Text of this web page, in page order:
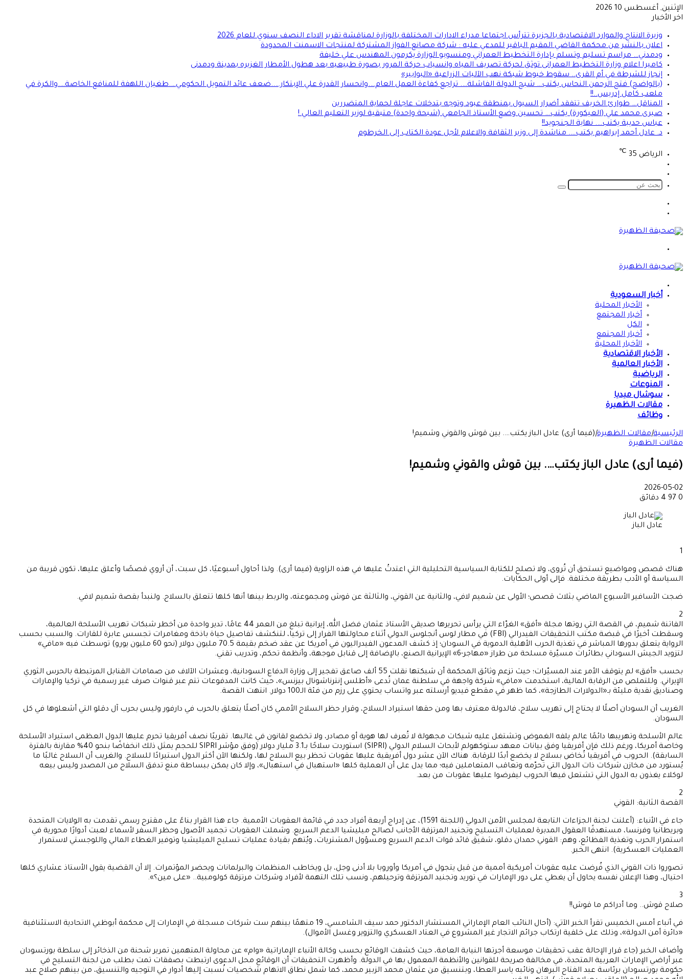
الإثنين, أغسطس 10 2026
اخر الأخبار
وزيرة الانتاج والموارد الاقتصادية بالجزيرة تترأس اجتماعا مدراء الادارات المختلفة بالوزارة لمناقشة تقرير الاداء النصف سنوي للعام 2026
اعلان بالنشر من محكمة القاضي المقيم الباقير للمدعي عليه : شركة مصانع الفواز المشتركة لمنتجات الاسمنت المحدودة
ودمدني… مراسم تسليم وتسلم بإدارة التخطيط العمراني ومنسوبو الوزارة يكرمون المهندس علي خليفة
كاميرا اعلام وزارة التخطيط العمرانى توثق لحركة تصريف المياه وانسياب حركة المرور بصورة طبيعيه بعد هطول الأمطار الغزيره بمدينة ودمدنى
إنجاز للشرطة في أم القرى.. سقوط خيوط شبكة نهب الآليات الزراعية «البوابير»
(بالواضح) فتح الرحمن النحاس يكتب… شبح الدولة الفاشلة…. تراجع كفاءة العمل العام….وانحسار القدرة علي الإبتكار…..ضعف عائد التمويل الحكومي….طغيان اللهفة للمنافع الخاصة….والكرة في
ملعب كامل إدريس..!!
المناقل… طوارئ الخريف تتفقد أضرار السيول بمنطقة عبود وتوجه بتدخلات عاجلة لحماية المتضررين
صبرى محمد علي (العيكورة) يكتب… تحسين وضع الأستاذ الجامعي (شبحة واحدة) متبقية لوزير التعليم العالي !
عباس حديبة يكتب…. نهاية الجنجويد!!
د. عادل أحمد إبراهيم يكتب…. مناشدة إلى وزير الثقافة والاعلام لأجل عودة الكتاب إلى الخرطوم
الرياض 35
℃
المظلم
بحث
أخبار السعودية
الأخبار المحلية
أخبار المجتمع
الكل
أخبار المجتمع
الأخبار المحلية
الأخبار الاقتصادية
الأخبار العالمية
الرياضية
المنوعات
سوشال ميديا
مقالات الظهيرة
وظائف
الرئيسية|مقالات الظهيرة|(فيما أرى) عادل الباز يكتب…. بين قوش والقوني وشميم!
مقالات الظهيرة
(فيما أرى) عادل الباز يكتب…. بين قوش والقوني وشميم!
2026-05-02
0
4 دقائق
عادل الباز
1
هناك قصص ومواضيع تستحق أن تُروى، ولا تصلح للكتابة السياسية التحليلية التي اعتدتُ عليها في هذه الزاوية (فيما أرى). ولذا أحاول أسبوعيًا، كل سبت، أن أروي قصصًا وأعلق عليها، تكون قريبة من
السياسة أو الأدب بطريقة مختلفة. فإلى أولى الحكايات.
ضجت الأسافير الأسبوع الماضي بثلاث قصص؛ الأولى عن شميم لافي، والثانية عن القوني، والثالثة عن قوش ومجموعته، والربط بينها أنها كلها تتعلق بالسلاح. ولنبدأ بقصة شميم لافي.
2
الفاتنة شميم، في القصة التي روتها مجلة «أفق» الغرّاء التي يرأس تحريرها صديقي الأستاذ عثمان فضل الله، إيرانية تبلغ من العمر 44 عامًا، تدير واحدة من أخطر شبكات تهريب الأسلحة العالمية،
وسقطت أخيرًا في قبضة مكتب التحقيقات الفيدرالي (FBI) في مطار لوس أنجلوس الدولي أثناء محاولتها الفرار إلى تركيا، لتنكشف تفاصيل حياة باذخة ومغامرات تجسس عابرة للقارات. والسبب بحسب
الرواية يتعلق بدورها المباشر في تغذية الحرب الأهلية الدموية في السودان؛ إذ كشف المدعون الفيدراليون في أمريكا عن عقد ضخم بقيمة 70.5 مليون دولار (نحو 60 مليون يورو) توسطت فيه «مافي»
لتزويد الجيش السوداني بطائرات مسيّرة مسلحة من طراز «مهاجر-6» الإيرانية الصنع، بالإضافة إلى قنابل موجهة، وأنظمة تحكم، وتدريب تقني.
بحسب «أفق» لم يتوقف الأمر عند المسيّرات؛ حيث تزعم وثائق المحكمة أن شبكتها نقلت 55 ألف صاعق تفجير إلى وزارة الدفاع السودانية، وعشرات الآلاف من صمامات القنابل المرتبطة بالحرس الثوري
الإيراني. وللتملص من الرقابة المالية، استخدمت «مافي» شركة واجهة في سلطنة عمان تُدعى «أطلس إنترناشونال بيزنس»، حيث كانت المدفوعات تتم عبر قنوات صرف غير رسمية في تركيا والإمارات
وصناديق نقدية مليئة بـ«الدولارات الطازجة»، كما ظهر في مقطع فيديو أرسلته عبر واتساب يحتوي على رزم من فئة الـ100 دولار. انتهت القصة.
الغريب أن السودان أصلًا لا يحتاج إلى تهريب سلاح، فالدولة معترف بها ومن حقها استيراد السلاح، وقرار حظر السلاح الأممي كان أصلًا يتعلق بالحرب في دارفور وليس بحرب آل دقلو التي أشعلوها في كل
السودان.
عالم الأسلحة وتهريبها دائمًا عالم يلفه الغموض وتشتغل عليه شبكات مجهولة لا تُعرف لها هوية أو مصادر، ولا تخضع لقانون في غالبها. تقريبًا نصف أفريقيا تحرم عليها الدول العظمى استيراد الأسلحة
وخاصة أمريكا، ورغم ذلك فإن أفريقيا وفق بيانات معهد ستوكهولم لأبحاث السلام الدولي (SIPRI) استوردت سلاحًا بـ3.1 مليار دولار (وفق مؤشر SIPRI للحجم يمثل ذلك انخفاضًا بنحو 40% مقارنة بالفترة
السابقة). الحروب في أفريقيا تُخاض بسلاح لا يخضع أبدًا للرقابة. هناك الآن عشر دول أفريقية عليها عقوبات تحظر بيع السلاح لها، ولكنها الآن أكثر الدول استيرادًا للسلاح. والغريب أن السلاح غالبًا ما
يُستورد من مخازن شركات ذات الدول التي تحرّمه وتعاقب المتعاملين فيه؛ مما يدل على أن العملية كلها «استهبال في استهبال»، وإلا كان يمكن ببساطة منع تدفق السلاح من المصدر وليس بيعه
لوكلاء يغذون به الدول التي تشتعل فيها الحروب ليفرضوا عليها عقوبات من بعد.
2
القصة الثانية: القوني
جاء في الأنباء: (أعلنت لجنة الجزاءات التابعة لمجلس الأمن الدولي (اللجنة 1591)، عن إدراج أربعة أفراد جدد في قائمة العقوبات الأممية. جاء هذا القرار بناءً على مقترح رسمي تقدمت به الولايات المتحدة
وبريطانيا وفرنسا، مستهدفًا العقول المدبرة لعمليات التسليح وتجنيد المرتزقة الأجانب لصالح ميليشيا الدعم السريع. وشملت العقوبات تجميد الأصول وحظر السفر لأسماء لعبت أدوارًا محورية في
استمرار الحرب وتغذية الفظائع، وهم: القوني حمدان دقلو، شقيق قائد قوات الدعم السريع ومسؤول المشتريات، ويُتهم بقيادة عمليات تسليح الميليشيا وتوفير الغطاء المالي واللوجستي لاستمرار
العمليات العسكرية). انتهى الخبر.
تصوروا ذات القوني الذي فُرضت عليه عقوبات أمريكية أممية من قبل يتجول في أمريكا وأوروبا بلا أدنى وجل، بل ويخاطب المنظمات والبرلمانات ويحضر المؤتمرات. إلا أن القضية يقول الأستاذ عشاري كلها
احتيال، وهذا الإعلان نفسه يحاول أن يغطي على دور الإمارات في توريد وتجنيد المرتزقة وترحيلهم، ونسب تلك التهمة لأفراد وشركات مرتزقة كولومبية.. «على مين؟».
3
صلاح قوش.. وما أدراكم ما قوش!!
في أنباء أمس الخميس تقرأ الخبر الآتي: (أحال النائب العام الإماراتي المستشار الدكتور حمد سيف الشامسي، 19 متهمًا بينهم ست شركات مسجلة في الإمارات إلى محكمة أبوظبي الاتحادية الاستئنافية
«دائرة أمن الدولة»، وذلك على خلفية ارتكاب جرائم الاتجار غير المشروع في العتاد العسكري والتزوير وغسل الأموال).
وأضاف الخبر (جاء قرار الإحالة عقب تحقيقات موسعة أجرتها النيابة العامة، حيث كشفت الوقائع بحسب وكالة الأنباء الإماراتية «وام» عن محاولة المتهمين تمرير شحنة من الذخائر إلى سلطة بورتسودان
عبر أراضي الإمارات العربية المتحدة، في مخالفة صريحة للقوانين والأنظمة المعمول بها في الدولة. وأظهرت التحقيقات أن الوقائع محل الدعوى ارتبطت بصفقات تمت بطلب من لجنة التسليح في
حكومة بورتسودان برئاسة عبد الفتاح البرهان ونائبه ياسر العطا، وبتنسيق من عثمان محمد الزبير محمد، كما شمل نطاق الاتهام شخصيات نُسبت إليها أدوار في التوجيه والتنسيق، من بينهم صلاح عبد